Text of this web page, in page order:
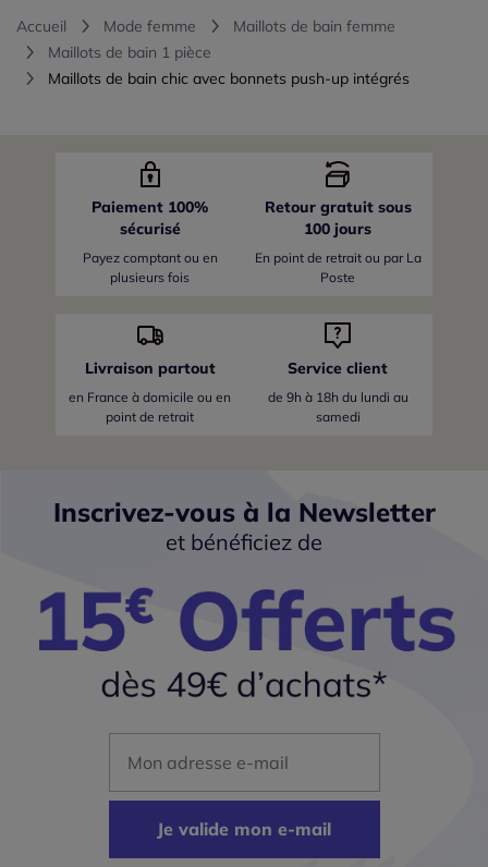
Accueil Mode femme
Maillots de bain femme
Maillots de bain 1 pièce
Maillots de bain chic avec bonnets push-up intégrés
Paiement 100%
sécurisé
Payez comptant ou en
plusieurs fois
Retour gratuit sous
100 jours
En point de retrait ou par La
Poste
Livraison partout
en France à domicile ou en
point de retrait
Service client
de 9h à 18h du lundi au
samedi
Inscrivez-vous à la Newsletter
et bénéficiez de
Je valide mon e-mail